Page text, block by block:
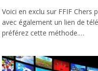
Voici en exclu sur FFIF Chers
avec également un lien de
préférez cette méthode.…